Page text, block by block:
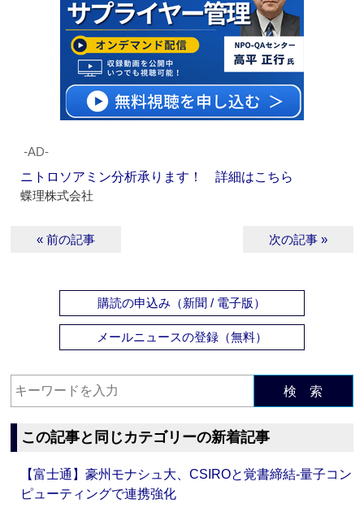
‐AD‐
ニトロソアミン分析承ります！ 詳細はこちら
蝶理株式会社
« 前の記事 次の記事 »
購読の申込み（新聞 / 電子版）
メールニュースの登録（無料）
検 索
この記事と同じカテゴリーの新着記事
【富士通】豪州モナシュ大、CSIROと覚書締結‐量子コン
ピューティングで連携強化